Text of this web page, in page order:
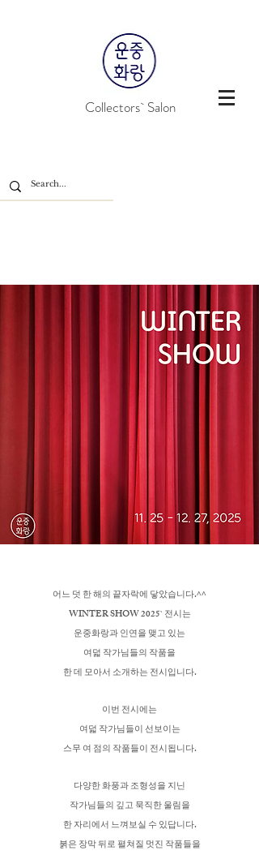
Collectors` Salon
어느 덧 한 해의 끝자락에 닿았습니다.^^
WINTER SHOW 2025` 전시는
운중화랑과 인연을 맺고 있는
여덟 작가님들의 작품을
한 데 모아서 소개하는 전시입니다.
이번 전시에는
여덟 작가님들이 선보이는
스무 여 점의 작품들이 전시됩니다.
다양한 화풍과 조형성을 지닌
작가님들의 깊고 묵직한 울림을
한 자리에서 느껴보실 수 있답니다.
붉은 장막 뒤로 펼쳐질 멋진 작품들을